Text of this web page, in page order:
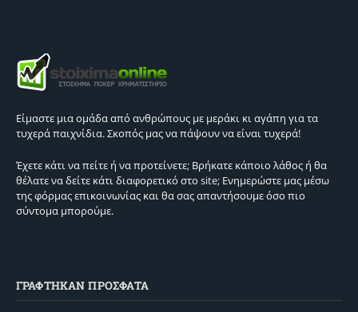
Είμαστε μια ομάδα από ανθρώπους με μεράκι κι αγάπη για τα
τυχερά παιχνίδια. Σκοπός μας να πάψουν να είναι τυχερά!
Έχετε κάτι να πείτε ή να προτείνετε; Βρήκατε κάποιο λάθος ή θα
θέλατε να δείτε κάτι διαφορετικό στο site; Ενημερώστε μας μέσω
της φόρμας επικοινωνίας και θα σας απαντήσουμε όσο πιο
σύντομα μπορούμε.
ΓΡΑΦΤΗΚΑΝ ΠΡΟΣΦΑΤΑ